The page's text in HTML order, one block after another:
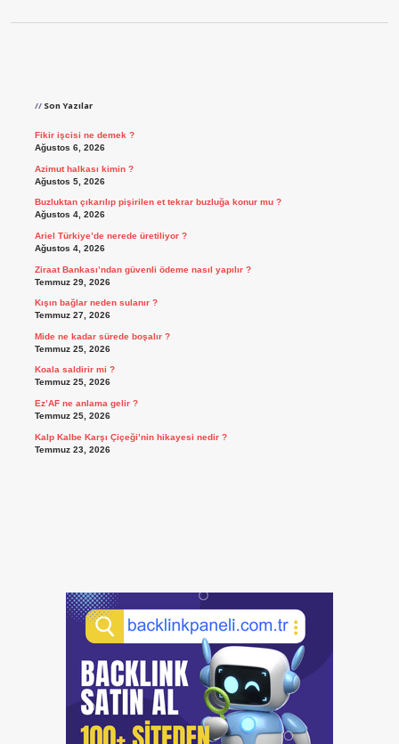
Son Yazılar
Fikir işcisi ne demek ?
Ağustos 6, 2026
Azimut halkası kimin ?
Ağustos 5, 2026
Buzluktan çıkarılıp pişirilen et tekrar buzluğa konur mu ?
Ağustos 4, 2026
Ariel Türkiye’de nerede üretiliyor ?
Ağustos 4, 2026
Ziraat Bankası’ndan güvenli ödeme nasıl yapılır ?
Temmuz 29, 2026
Kışın bağlar neden sulanır ?
Temmuz 27, 2026
Mide ne kadar sürede boşalır ?
Temmuz 25, 2026
Koala saldirir mi ?
Temmuz 25, 2026
Ez’AF ne anlama gelir ?
Temmuz 25, 2026
Kalp Kalbe Karşı Çiçeği’nin hikayesi nedir ?
Temmuz 23, 2026